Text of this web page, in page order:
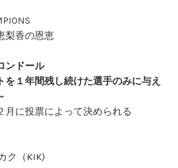
香の恩恵
ンドール
を１年間残し続けた選手のみに与え
票によって決められる
ク（KIK)